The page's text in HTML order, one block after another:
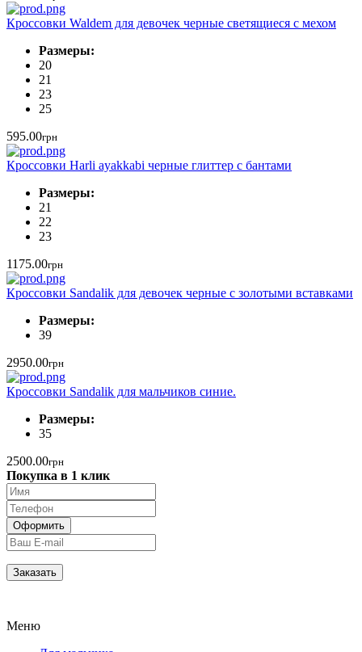
Кроссовки Waldem для девочек черные светящиеся с мехом
Размеры:
20
21
23
25
595.00грн
Кроссовки Harli ayakkabi черные глиттер с бантами
Размеры:
21
22
23
1175.00грн
Кроссовки Sandalik для девочек черные с золотыми вставками
Размеры:
39
2950.00грн
Кроссовки Sandalik для мальчиков синие.
Размеры:
35
2500.00грн
Покупка в 1 клик
Меню